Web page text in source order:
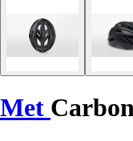
Met